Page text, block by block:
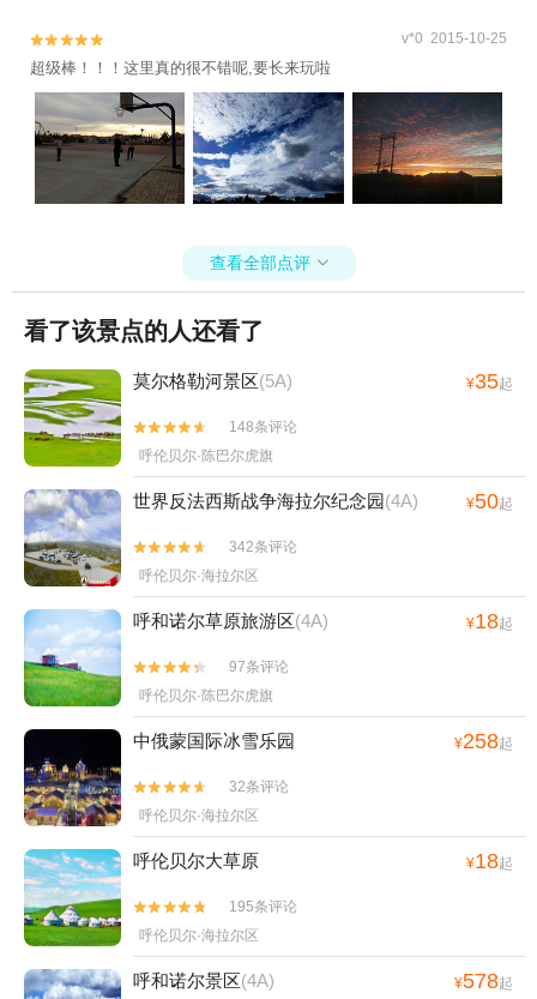

 v*0 2015-10-25
超级棒！！！这里真的很不错呢,要长来玩啦
查看全部点评 
看了该景点的人还看了
莫尔格勒河景区(5A) ¥35起


148条评论
呼伦贝尔·陈巴尔虎旗
世界反法西斯战争海拉尔纪念园(4A) ¥50起


342条评论
呼伦贝尔·海拉尔区
呼和诺尔草原旅游区(4A) ¥18起


97条评论
呼伦贝尔·陈巴尔虎旗
中俄蒙国际冰雪乐园 ¥258起


32条评论
呼伦贝尔·海拉尔区
呼伦贝尔大草原 ¥18起


195条评论
呼伦贝尔·海拉尔区
呼和诺尔景区(4A) ¥578起